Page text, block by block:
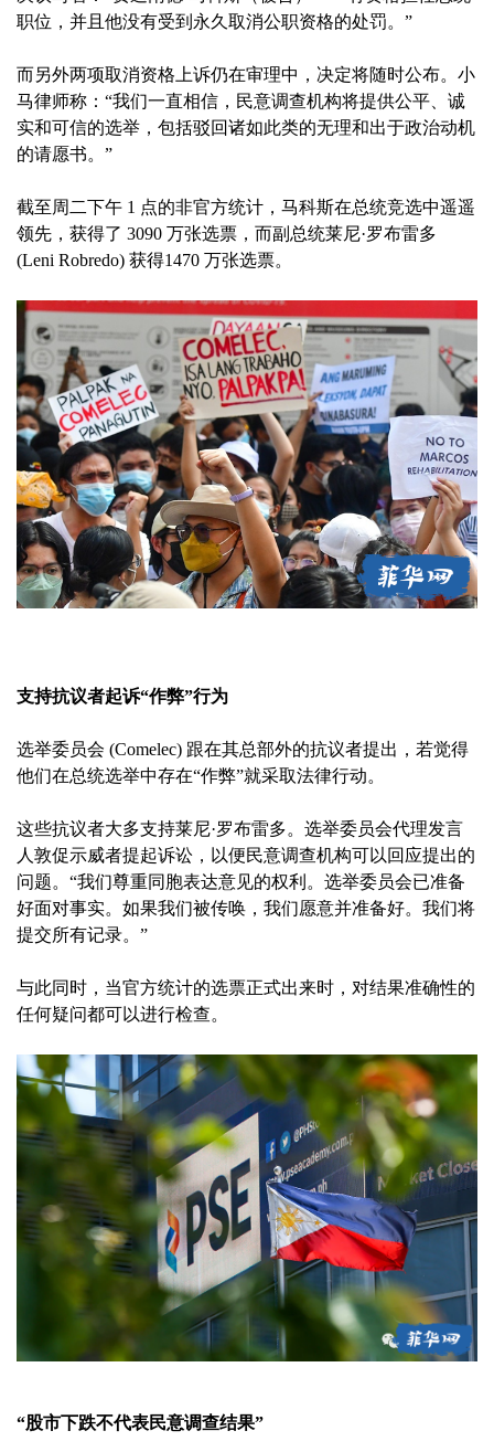
职位，并且他没有受到永久取消公职资格的处罚。”
而另外两项取消资格上诉仍在审理中，决定将随时公布。小
马律师称：“我们一直相信，民意调查机构将提供公平、诚
实和可信的选举，包括驳回诸如此类的无理和出于政治动机
的请愿书。”
截至周二下午 1 点的非官方统计，马科斯在总统竞选中遥遥
领先，获得了 3090 万张选票，而副总统莱尼·罗布雷多
(Leni Robredo) 获得1470 万张选票。
支持抗议者起诉“作弊”行为
选举委员会 (Comelec) 跟在其总部外的抗议者提出，若觉得
他们在总统选举中存在“作弊”就采取法律行动。
这些抗议者大多支持莱尼·罗布雷多。选举委员会代理发言
人敦促示威者提起诉讼，以便民意调查机构可以回应提出的
问题。“我们尊重同胞表达意见的权利。选举委员会已准备
好面对事实。如果我们被传唤，我们愿意并准备好。我们将
提交所有记录。”
与此同时，当官方统计的选票正式出来时，对结果准确性的
任何疑问都可以进行检查。
“股市下跌不代表民意调查结果”